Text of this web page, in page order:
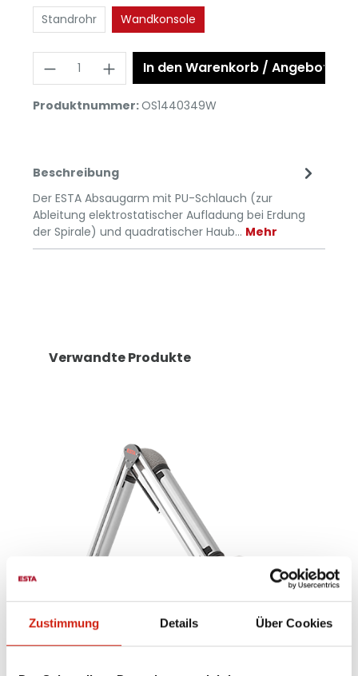
Zustimmung Details Über Cookies
Standrohr
Wandkonsole
In den Warenkorb / Angebot
Produktnummer:OS1440349W
Beschreibung
Der ESTA Absaugarm mit PU-Schlauch (zur
Ableitung elektrostatischer Aufladung bei Erdung
der Spirale) und quadratischer Haub… Mehr
Verwandte Produkte